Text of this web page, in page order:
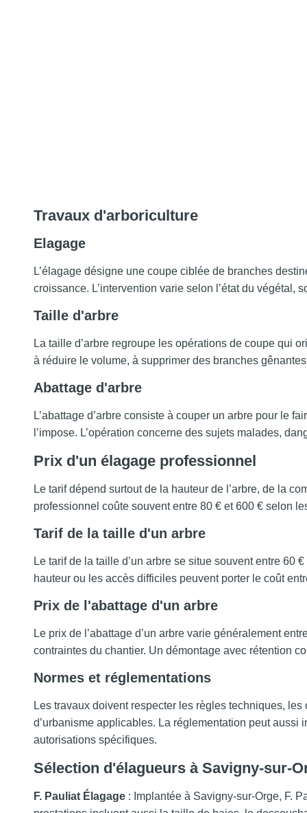
Travaux d'arboriculture
Elagage
L’élagage désigne une coupe ciblée de branches
croissance. L’intervention varie selon l’état du végétal,
Taille d'arbre
La taille d’arbre regroupe les opérations de coupe qui
à réduire le volume, à supprimer des branches
Abattage d'arbre
L’abattage d’arbre consiste à couper un arbre pour le
l’impose. L’opération concerne des sujets malades,
Prix d'un élagage professionnel
Le tarif dépend surtout de la hauteur de l’arbre, de la
professionnel coûte souvent entre 80 € et 600 € selon
Tarif de la taille d'un arbre
Le tarif de la taille d’un arbre se situe souvent entre 60
hauteur ou les accès difficiles peuvent porter le coût
Prix de l'abattage d'un arbre
Le prix de l’abattage d’un arbre varie généralement
contraintes du chantier. Un démontage avec rétention
Normes et réglementations
Les travaux doivent respecter les règles techniques,
d’urbanisme applicables. La réglementation peut aussi
autorisations spécifiques.
Sélection d'élagueurs à Savigny-sur-
F. Pauliat Élagage : Implantée à Savigny-sur-Orge, F.